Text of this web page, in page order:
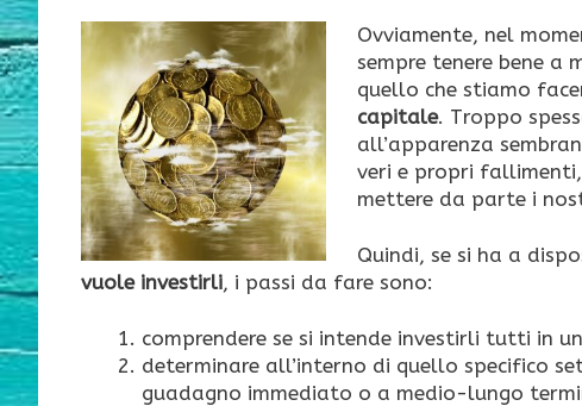
Ovviamente, nel
sempre tenere bene a
quello che stiamo
capitale. Troppo
all’apparenza
veri e propri
mettere da parte i
Quindi, se si ha a
vuole investirli, i passi da fare sono:
comprendere se si intende investirli tutti in
determinare all’interno di quello specifico
guadagno immediato o a medio-lungo